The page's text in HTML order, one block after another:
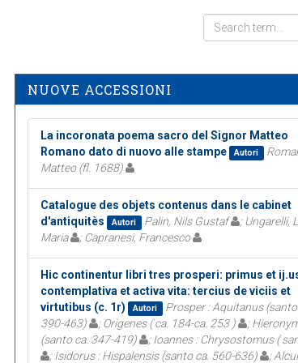
NUOVE ACCESSIONI
La incoronata poema sacro del Signor Matteo
Romano dato di nuovo alle stampe
Autori
Matteo (fl. 1688)
Catalogue des objets contenus dans le cabinet
d'antiquitès
Autori Palin, Nils Gustaf
; Ungarelli,
Maria
; Capranesi, Francesco
Hic continentur libri tres prosperi: primus et
contemplativa et activa vita: tercius de viciis et
virtutibus (c. 1r)
Autori
Prosper : Aquitanus (santo
390-463)
; Origenes ( ca. 184-ca. 253 )
;
(santo ca. 347-419)
; Ioannes : Chrysostomus (
; Isidorus : Hispalensis (santo ca. 560-636)
;